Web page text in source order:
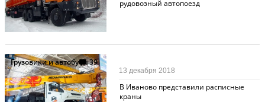
рудовозный автопоезд
Грузовики и автобусы39
В Иваново представили расписные
краны
13 декабря 2018